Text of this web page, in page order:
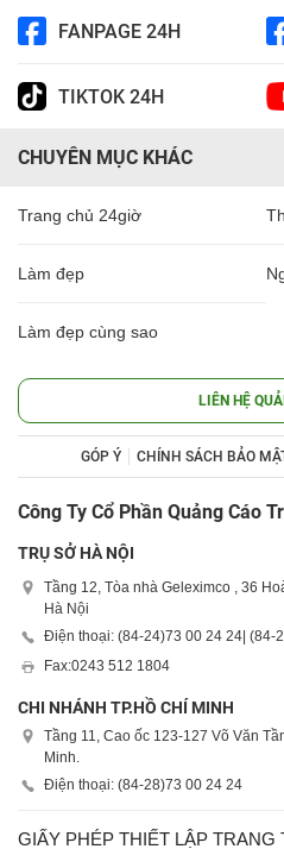
FANPAGE 24H
TIKTOK 24H
CHUYÊN MỤC KHÁC
Trang chủ 24giờ
Làm đẹp
Làm đẹp cùng sao
LIÊN HỆ
GÓP Ý CHÍNH SÁCH BẢO
Công Ty Cổ Phần Quảng Cáo
TRỤ SỞ HÀ NỘI
Tầng 12, Tòa nhà Geleximco , 36
Hà Nội
Điện thoại: (84-24)73 00 24 24 | (84-
Fax:0243 512 1804
CHI NHÁNH TP.HỒ CHÍ MINH
Tầng 11, Cao ốc 123-127 Võ Văn
Minh.
Điện thoại: (84-28)73 00 24 24
GIẤY PHÉP THIẾT LẬP